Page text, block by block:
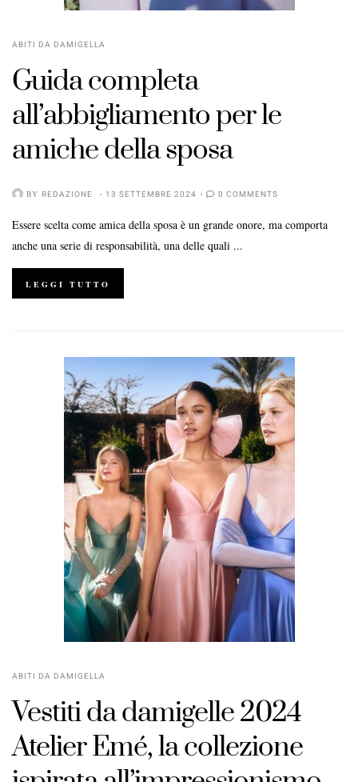
ABITI DA DAMIGELLA
Guida completa
all’abbigliamento per le
amiche della sposa
BY REDAZIONE 13 SETTEMBRE 2024 0 COMMENTS
Essere scelta come amica della sposa è un grande onore, ma comporta
anche una serie di responsabilità, una delle quali ...
LEGGI TUTTO
ABITI DA DAMIGELLA
Vestiti da damigelle 2024
Atelier Emé, la collezione